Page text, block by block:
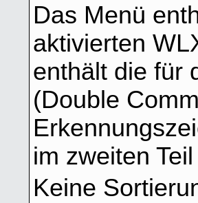
Das Menü
aktivierten
enthält die für
(Double
im zweiten
Keine